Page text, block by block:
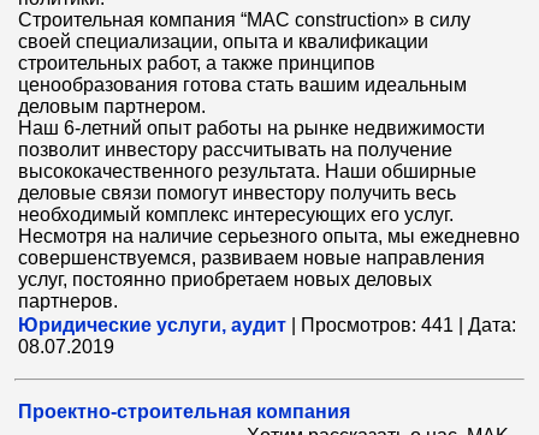
Строительная компания “MAC construction» в силу
своей специализации, опыта и квалификации
строительных работ, а также принципов
ценообразования готова стать вашим идеальным
деловым партнером.
Наш 6-летний опыт работы на рынке недвижимости
позволит инвестору рассчитывать на получение
высококачественного результата. Наши обширные
деловые связи помогут инвестору получить весь
необходимый комплекс интересующих его услуг.
Несмотря на наличие серьезного опыта, мы ежедневно
совершенствуемся, развиваем новые направления
услуг, постоянно приобретаем новых деловых
партнеров.
Юридические услуги, аудит
Просмотров: 441
Дата:
08.07.2019
Проектно-строительная компания